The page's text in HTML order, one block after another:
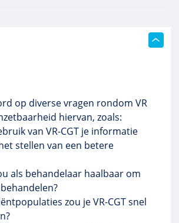
op diverse vragen rondom VR
hiervan, zoals:
van VR-CGT je informatie
stellen van een betere
als behandelaar haalbaar om
zou je VR-CGT snel